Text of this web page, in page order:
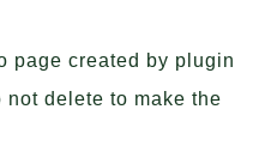
page created by plugin
delete to make the